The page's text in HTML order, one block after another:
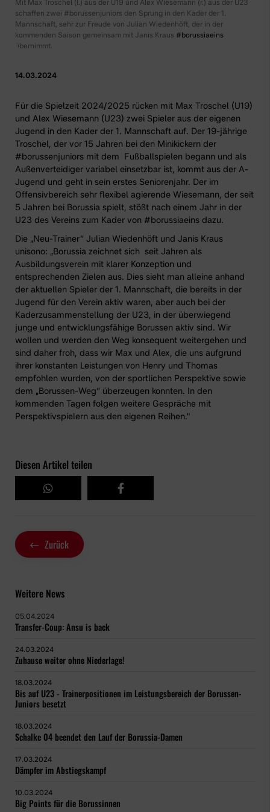
Mit Max Troschel (l.) aus der U19 und Alex Wiesemann (r.) aus der U23
schaffen zwei #borussenjuniors den Sprung in den Kader der 1.
Mannschaft, sehr zur Freude von Julian Wiedenhöft, der in der
kommenden Saison gemeinsam mit Janis Kraus #borussiaeins
übernimmt.
14.03.2024
Für die Spielzeit 2024/2025 rücken mit Max Troschel (U19)
und Alex Wiesemann (U23) zwei Spieler aus der eigenen
Jugend in den Kader der 1. Mannschaft auf. Der 19-jährige
Troschel, der vor 15 Jahren bei den Minikickern der
#borussenjuniors mit dem Fußballspielen begann und als
Außenverteidiger variabel einsetzbar ist, kommt aus der A-
Jugend und geht in sein erstes Seniorenjahr. Der im
Offensivbereich sehr flexibel agierende Wiesemann, der seit
5 Jahren bei Borussia spielt, stößt nach einem Jahr in der
U23 des Vereins zum Kader von #borussiaeins dazu.
Die „Neu-Trainer“ Julian Wiedenhöft und Janis Kraus
unisono: „Borussia zeichnet sich seit Jahren als
Ausbildungsverein mit klarer Konzeption und
entsprechenden Zielen aus. Dies sieht man alleine anhand
der aktuellen Spieler der 1. Mannschaft, die bereits in der
Jugend für den Verein aktiv waren, aber auch bei der
Kaderzusammenstellung der U23, in der überwiegend
junge und entwicklungsfähige Borussen aktiv sind. Wir
wollen und werden den Weg konsequent weitergehen und
sind daher froh, dass wir Max und Alex, die uns aufgrund
ihrer konstanten Leistungen von Henry und Thomas
empfohlen wurden, von der sportlichen Perspektive sowie
dem „Borussen-Weg“ überzeugen konnten. In den
kommenden Tagen folgen weitere Gespräche mit
Perspektivspielern aus den eigenen Reihen."
Diesen Artikel teilen
Zurück
Weitere News
05.04.2024
Transfer-Coup: Ansu is back
24.03.2024
Zuhause weiter ohne Niederlage!
18.03.2024
Bis auf U23 - Trainerpositionen im Leistungsbereich der Borussen-
Juniors besetzt
18.03.2024
Schalke 04 beendet den Lauf der Borussia-Damen
17.03.2024
Dämpfer im Abstiegskampf
10.03.2024
Big Points für die Borussinnen